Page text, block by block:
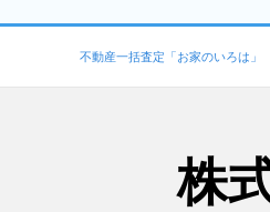
不動産一括査定「お家のいろは」
株